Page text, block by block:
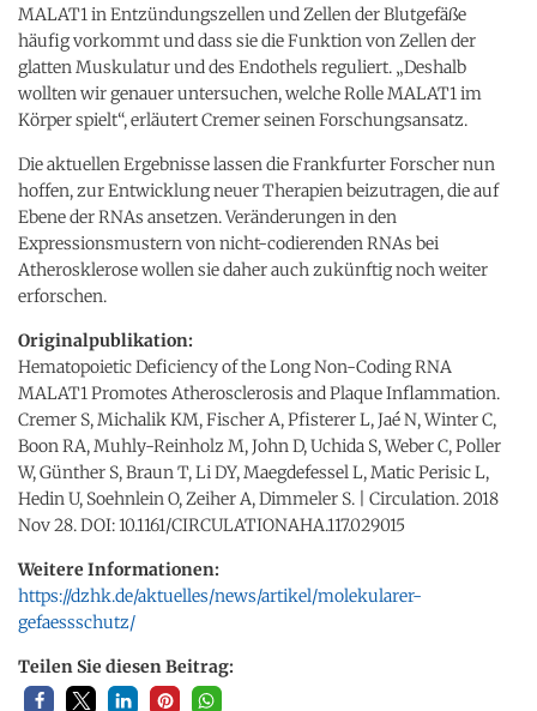
MALAT1 in Entzündungszellen und Zellen der Blutgefäße
häufig vorkommt und dass sie die Funktion von Zellen der
glatten Muskulatur und des Endothels reguliert. „Deshalb
wollten wir genauer untersuchen, welche Rolle MALAT1 im
Körper spielt“, erläutert Cremer seinen Forschungsansatz.
Die aktuellen Ergebnisse lassen die Frankfurter Forscher nun
hoffen, zur Entwicklung neuer Therapien beizutragen, die auf
Ebene der RNAs ansetzen. Veränderungen in den
Expressionsmustern von nicht-codierenden RNAs bei
Atherosklerose wollen sie daher auch zukünftig noch weiter
erforschen.
Originalpublikation:
Hematopoietic Deficiency of the Long Non-Coding RNA
MALAT1 Promotes Atherosclerosis and Plaque Inflammation.
Cremer S, Michalik KM, Fischer A, Pfisterer L, Jaé N, Winter C,
Boon RA, Muhly-Reinholz M, John D, Uchida S, Weber C, Poller
W, Günther S, Braun T, Li DY, Maegdefessel L, Matic Perisic L,
Hedin U, Soehnlein O, Zeiher A, Dimmeler S. | Circulation. 2018
Nov 28. DOI: 10.1161/CIRCULATIONAHA.117.029015
Weitere Informationen:
https://dzhk.de/aktuelles/news/artikel/molekularer-
gefaessschutz/
Teilen Sie diesen Beitrag: